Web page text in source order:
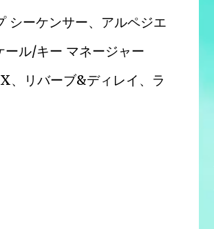
シーケンサー、アルペジエ
ル/キー マネージャー
、リバーブ&ディレイ、ラ